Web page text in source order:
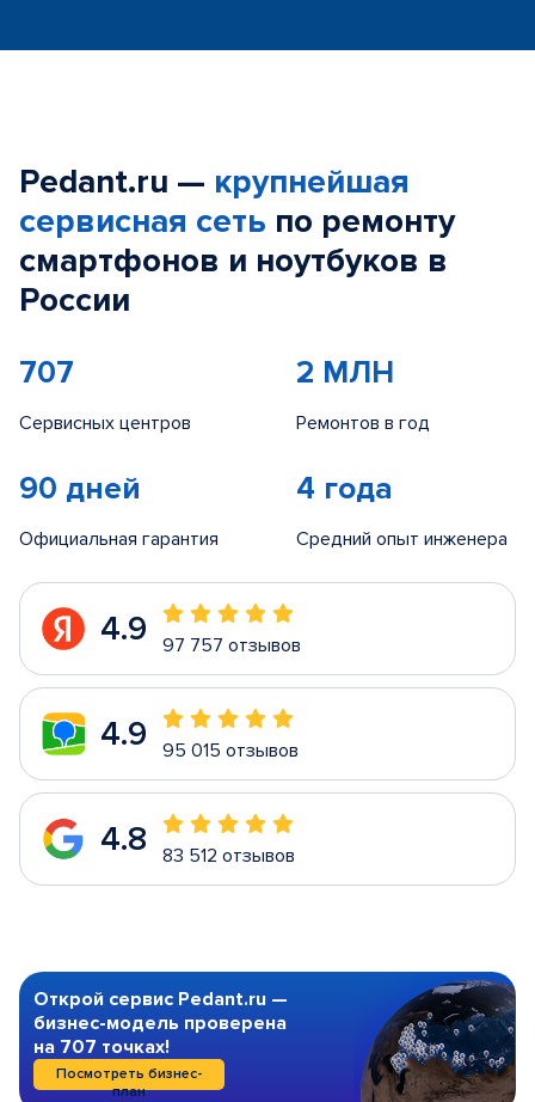
Pedant.ru — крупнейшая
сервисная сеть по ремонту
смартфонов и ноутбуков в
России
707
Сервисных центров
2 МЛН
Ремонтов в год
90 дней
Официальная гарантия
4 года
Средний опыт инженера
4.9 97 757 отзывов
4.9 95 015 отзывов
4.8 83 512 отзывов
Открой сервис Pedant.ru —
бизнес-модель проверена
на 707 точках!
Посмотреть бизнес-
план